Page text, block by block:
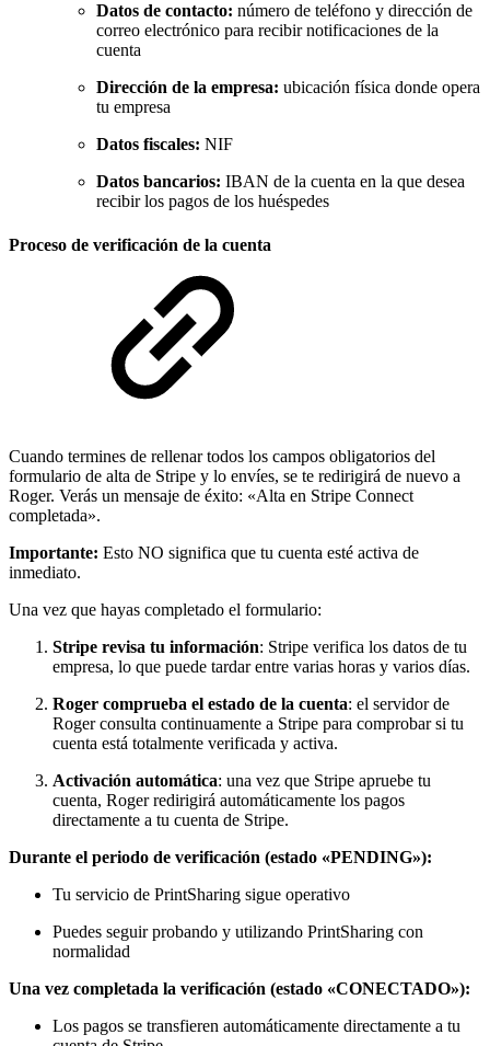
Datos de contacto: número de teléfono y dirección de
correo electrónico para recibir notificaciones de la
cuenta
Dirección de la empresa: ubicación física donde opera
tu empresa
Datos fiscales: NIF
Datos bancarios: IBAN de la cuenta en la que desea
recibir los pagos de los huéspedes
Proceso de verificación de la cuenta
Cuando termines de rellenar todos los campos obligatorios del
formulario de alta de Stripe y lo envíes, se te redirigirá de nuevo a
Roger. Verás un mensaje de éxito: «Alta en Stripe Connect
completada».
Importante: Esto NO significa que tu cuenta esté activa de
inmediato.
Una vez que hayas completado el formulario:
Stripe revisa tu información: Stripe verifica los datos de tu
empresa, lo que puede tardar entre varias horas y varios días.
Roger comprueba el estado de la cuenta: el servidor de
Roger consulta continuamente a Stripe para comprobar si tu
cuenta está totalmente verificada y activa.
Activación automática: una vez que Stripe apruebe tu
cuenta, Roger redirigirá automáticamente los pagos
directamente a tu cuenta de Stripe.
Durante el periodo de verificación (estado «PENDING»):
Tu servicio de PrintSharing sigue operativo
Puedes seguir probando y utilizando PrintSharing con
normalidad
Una vez completada la verificación (estado «CONECTADO»):
Los pagos se transfieren automáticamente directamente a tu